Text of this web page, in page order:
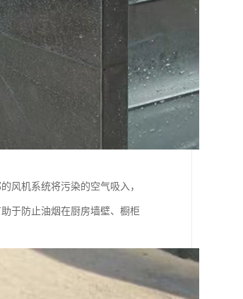
风机系统将污染的空气吸入，
于防止油烟在厨房墙壁、橱柜